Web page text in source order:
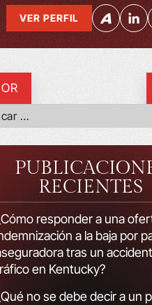
VER PERFIL
RECIENTES
responder a una
a la baja por
tras un
en Kentucky?
no se debe decir a un